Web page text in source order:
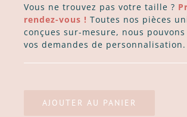
Vous ne trouvez pas votre taille ?
rendez-vous ! Toutes nos pièces
conçues sur-mesure, nous
vos demandes de personnalisation.
AJOUTER AU PANIER